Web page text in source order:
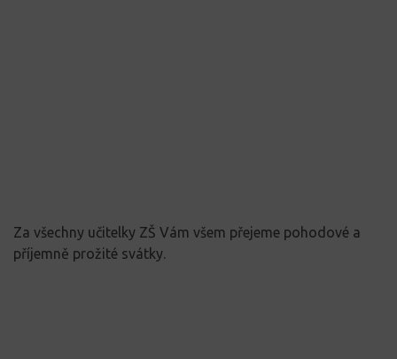
Za všechny učitelky ZŠ Vám všem přejeme pohodové a
příjemně prožité svátky.